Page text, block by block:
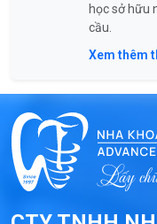
học sở hữu
cầu.
Xem thêm